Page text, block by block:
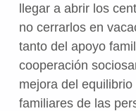
llegar a abrir los
no cerrarlos en
tanto del apoyo
cooperación
mejora del
familiares de las